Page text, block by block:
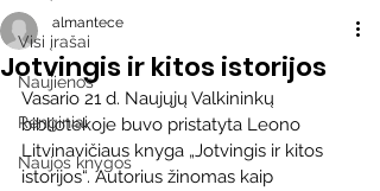
Visi įrašai
Naujienos
Renginiai
Naujos knygos
Jotvingis ir kitos istorijos
almantece
Vasario 21 d. Naujųjų Valkininkų
bibliotekoje buvo pristatyta Leono
Litvinavičiaus knyga „Jotvingis ir kitos
istorijos“. Autorius žinomas kaip